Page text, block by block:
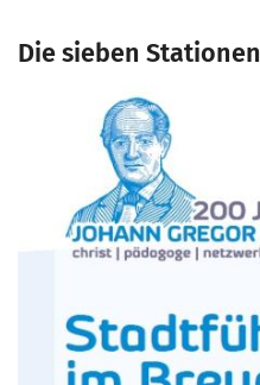
Die sieben Stationen